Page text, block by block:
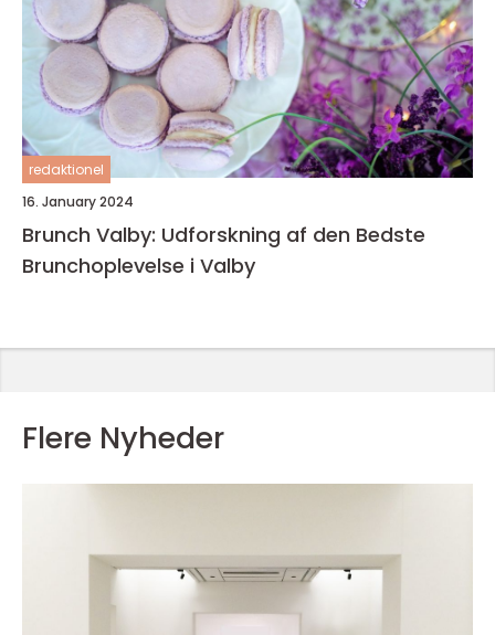
redaktionel
16. January 2024
Brunch Valby: Udforskning af den Bedste
Brunchoplevelse i Valby
Flere Nyheder